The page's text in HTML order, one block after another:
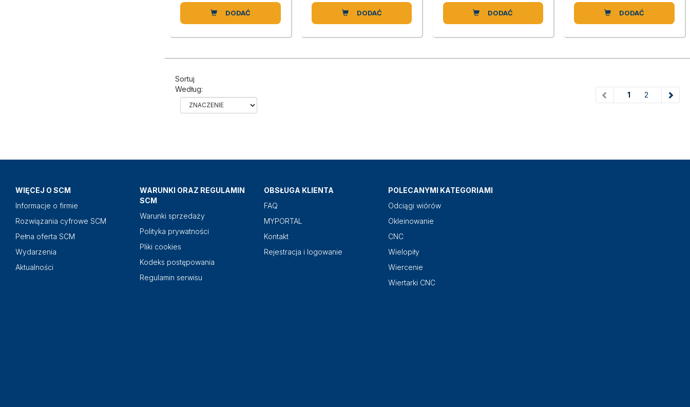
DODAĆ DODAĆ DODAĆ DODAĆ
Sortuj
Według:
1 (current)
2
WIĘCEJ O SCM
Informacje o firmie
Rozwiązania cyfrowe SCM
Pełna oferta SCM
Wydarzenia
Aktualności
WARUNKI ORAZ REGULAMIN
SCM
Warunki sprzedaży
Polityka prywatności
Pliki cookies
Kodeks postępowania
Regulamin serwisu
OBSŁUGA KLIENTA
FAQ
MYPORTAL
Kontakt
Rejestracja i logowanie
POLECANYMI KATEGORIAMI
Odciągi wiórów
Okleinowanie
CNC
Wielopiły
Wiercenie
Wiertarki CNC